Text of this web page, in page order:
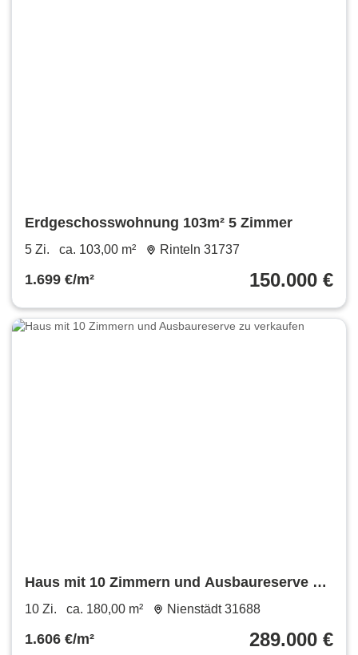
Erdgeschosswohnung 103m² 5 Zimmer
5 Zi. ca. 103,00 m² Rinteln 31737
1.699 €/m² 150.000 €
Haus mit 10 Zimmern und Ausbaureserve zu
verkaufen
10 Zi. ca. 180,00 m² Nienstädt 31688
1.606 €/m² 289.000 €